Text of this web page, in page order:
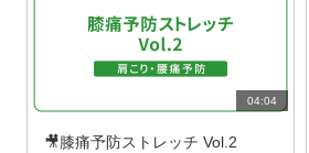
04:04
🎥膝痛予防ストレッチ Vol.2